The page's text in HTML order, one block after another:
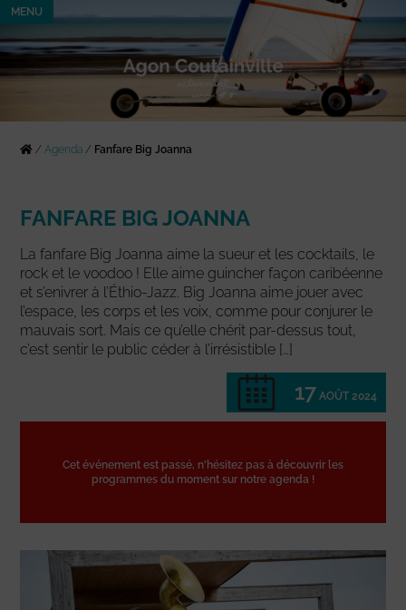
MENU
/Agenda / Fanfare Big Joanna
FANFARE BIG JOANNA
La fanfare Big Joanna aime la sueur et les cocktails, le
rock et le voodoo ! Elle aime guincher façon caribéenne
et s’enivrer à l’Éthio-Jazz. Big Joanna aime jouer avec
l’espace, les corps et les voix, comme pour conjurer le
mauvais sort. Mais ce qu’elle chérit par-dessus tout,
c’est sentir le public céder à l’irrésistible […]
17 AOÛT 2024
Cet événement est passé, n'hésitez pas à découvrir les
programmes du moment sur notre agenda !